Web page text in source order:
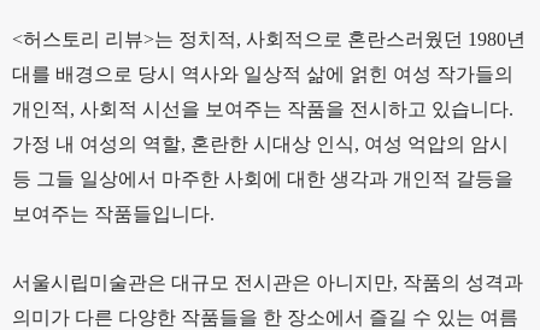
<허스토리 리뷰>는 정치적, 사회적으로 혼란스러웠던 1980년
대를 배경으로 당시 역사와 일상적 삶에 얽힌 여성 작가들의
개인적, 사회적 시선을 보여주는 작품을 전시하고 있습니다.
가정 내 여성의 역할, 혼란한 시대상 인식, 여성 억압의 암시
등 그들 일상에서 마주한 사회에 대한 생각과 개인적 갈등을
보여주는 작품들입니다.
서울시립미술관은 대규모 전시관은 아니지만, 작품의 성격과
의미가 다른 다양한 작품들을 한 장소에서 즐길 수 있는 여름